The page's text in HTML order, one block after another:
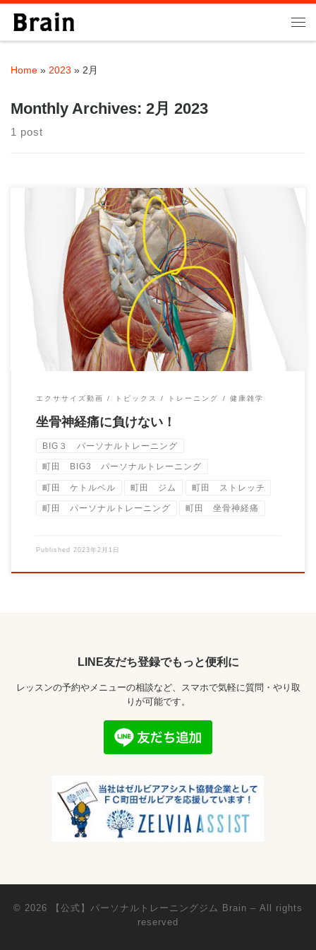
Skip to content
Home » 2023 » 2月
Monthly Archives: 2月 2023
1 post
パーソナルトレーニングジムBrainの大石です。 今日は坐骨神経
痛・梨状筋症候群につい […]
エクササイズ動画 トピックス トレーニング 健康雑学
坐骨神経痛に負けない！
BIG３ パーソナルトレーニング
町田 BIG3 パーソナルトレーニング
町田 ケトルベル 町田 ジム 町田 ストレッチ
町田 パーソナルトレーニング 町田 坐骨神経痛
Published 2023年2月1日
LINE友だち登録でもっと便利に
レッスンの予約やメニューの相談など、スマホで気軽に質問・やり取
りが可能です。
© 2026 【公式】パーソナルトレーニングジム Brain – All rights
reserved